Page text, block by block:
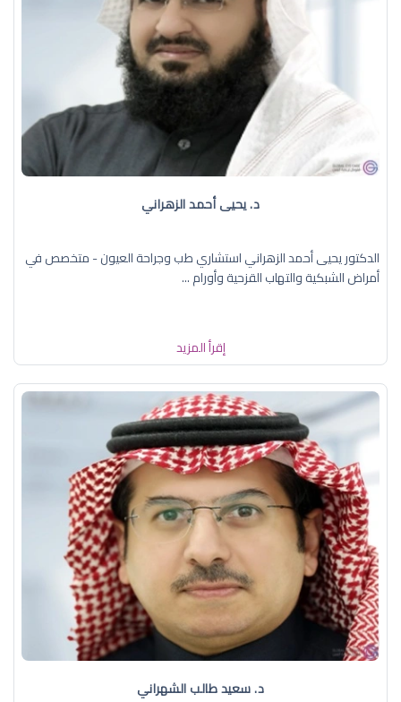
د. يحيى أحمد الزهراني
الدكتور يحيى أحمد الزهراني استشاري طب وجراحة العيون - متخصص في
أمراض الشبكية والتهاب القزحية وأورام ...
إقرأ المزيد
د. سعيد طالب الشهراني